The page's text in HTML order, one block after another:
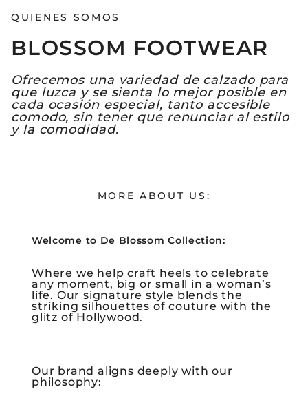
QUIENES SOMOS
BLOSSOM FOOTWEAR
Ofrecemos una variedad de calzado para
que luzca y se sienta lo mejor posible en
cada ocasión especial, tanto accesible
comodo, sin tener que renunciar al estilo
y la comodidad.
MORE ABOUT US:
Welcome to De Blossom Collection:
Where we help craft heels to celebrate
any moment, big or small in a woman’s
life. Our signature style blends the
striking silhouettes of couture with the
glitz of Hollywood.
Our brand aligns deeply with our
philosophy: